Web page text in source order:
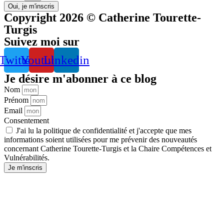
Oui, je m'inscris
Copyright 2026 © Catherine Tourette-
Turgis
Suivez moi sur
YoutubeLinkedin
Je désire m'abonner à ce blog
Nom
Prénom
Email
Consentement
J'ai lu la politique de confidentialité et j'accepte que mes
informations soient utilisées pour me prévenir des nouveautés
concernant Catherine Tourette-Turgis et la Chaire Compétences et
Vulnérabilités.
Je m'inscris